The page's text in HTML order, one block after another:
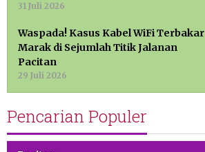
31 Juli 2026
Waspada! Kasus Kabel WiFi Terbakar
Marak di Sejumlah Titik Jalanan
Pacitan
29 Juli 2026
Pencarian Populer